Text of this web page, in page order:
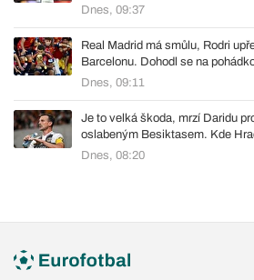
Dnes, 09:37
Real Madrid má smůlu, Rodri
Barcelonu. Dohodl se na
Dnes, 09:11
Je to velká škoda, mrzí Daridu
oslabeným Besiktasem. Kde
Dnes, 08:20